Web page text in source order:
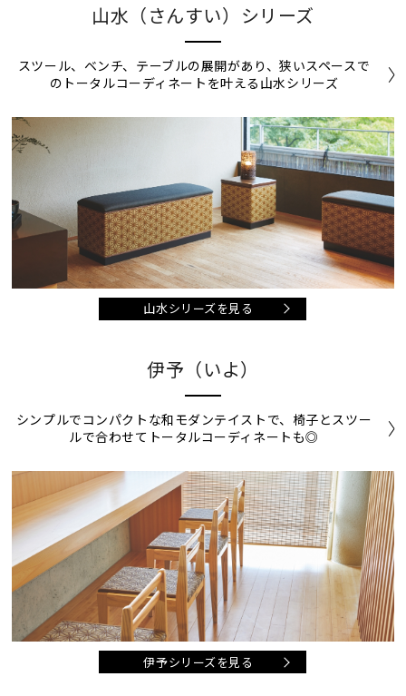
山水（さんすい）シリーズ
スツール、ベンチ、テーブルの展開があり、狭いスペースで
のトータルコーディネートを叶える山水シリーズ
山水シリーズを見る
伊予（いよ）
シンプルでコンパクトな和モダンテイストで、椅子とスツー
ルで合わせてトータルコーディネートも◎
伊予シリーズを見る